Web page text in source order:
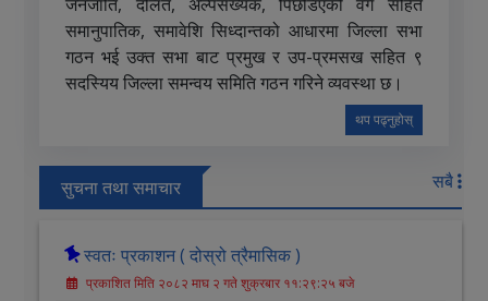
समानुपातिक, समावेशि सिध्दान्तको आधारमा जिल्ला सभा
गठन भई उक्त सभा बाट प्रमुख र उप-प्रमसख सहित ९
सदस्यिय जिल्ला समन्वय समिति गठन गरिने व्यवस्था छ।
थप पढ्नुहोस्
सुचना तथा समाचार सबै
स्वतः प्रकाशन ( दोस्रो त्रैमासिक )
प्रकाशित मिति २०८२ माघ २ गते शुक्रबार ११:२९:२५ बजे